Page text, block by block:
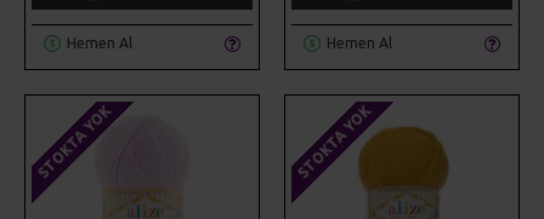
Hemen Al Hemen Al
STOKTA YOK STOKTA YOK